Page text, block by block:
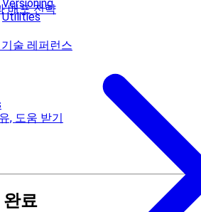
Versioning
Utilities
배포 전략
술 레퍼런스
, 도움 받기
완료